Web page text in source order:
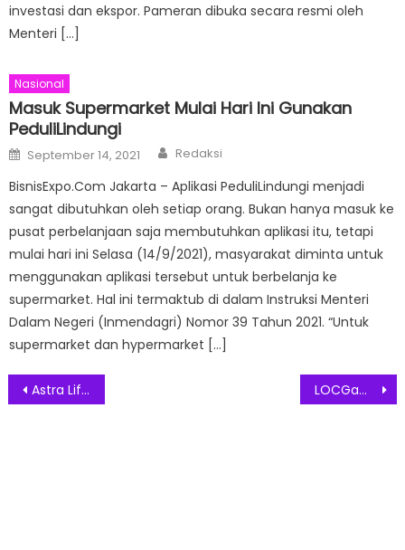
investasi dan ekspor. Pameran dibuka secara resmi oleh
Menteri […]
Nasional
Masuk Supermarket Mulai Hari Ini Gunakan
PeduliLindungi
Posted
on
September 14, 2021 Author
Redaksi
BisnisExpo.Com Jakarta – Aplikasi PeduliLindungi menjadi
sangat dibutuhkan oleh setiap orang. Bukan hanya masuk ke
pusat perbelanjaan saja membutuhkan aplikasi itu, tetapi
mulai hari ini Selasa (14/9/2021), masyarakat diminta untuk
menggunakan aplikasi tersebut untuk berbelanja ke
supermarket. Hal ini termaktub di dalam Instruksi Menteri
Dalam Negeri (Inmendagri) Nomor 39 Tahun 2021. “Untuk
supermarket dan hypermarket […]
Post
Astra Life Beri Perlindungan Untuk Lebih Dari 12.000 Pelari Di Ajang Pocari Sweat Run 2021 LOCGame Bermitra dengan Desainer Prada Alessandro De Vita